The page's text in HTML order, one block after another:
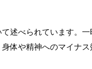
て述べられています。
体や精神へのマイナ